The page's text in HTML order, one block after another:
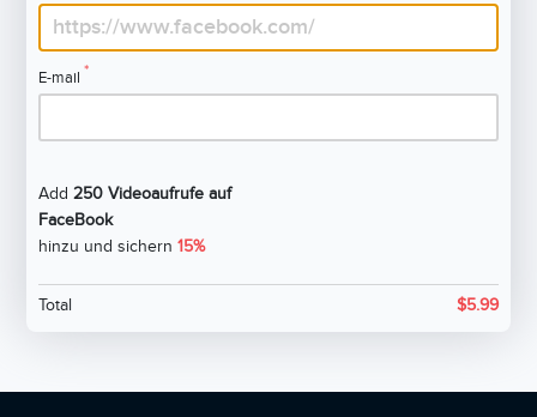
E-mail *
Add250 Videoaufrufe auf
FaceBook
hinzu und sichern15%
Total $5.99